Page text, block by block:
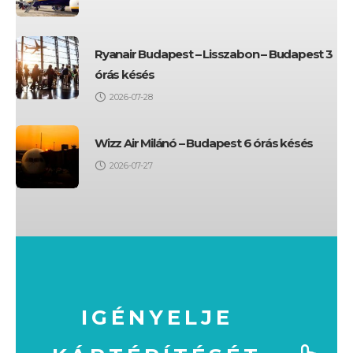
Ryanair Budapest – Lisszabon – Budapest 3
órás késés
2026-07-28
Wizz Air Milánó – Budapest 6 órás késés
2026-07-27
IGÉNYELJE